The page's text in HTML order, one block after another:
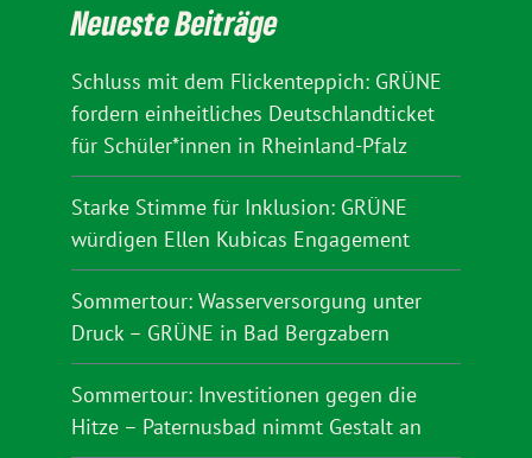
Neueste Beiträge
Schluss mit dem Flickenteppich: GRÜNE
fordern einheitliches Deutschlandticket
für Schüler*innen in Rheinland-Pfalz
Starke Stimme für Inklusion: GRÜNE
würdigen Ellen Kubicas Engagement
Sommertour: Wasserversorgung unter
Druck – GRÜNE in Bad Bergzabern
Sommertour: Investitionen gegen die
Hitze – Paternusbad nimmt Gestalt an